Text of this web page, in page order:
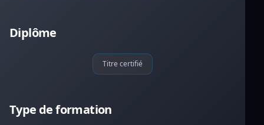
Diplôme
Titre certifié
Type de formation